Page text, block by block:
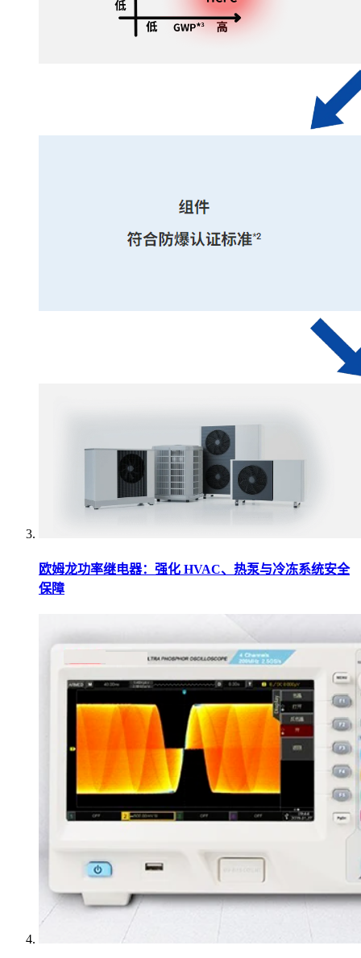
欧姆龙功率继电器：强化 HVAC、热泵与冷冻系统安全
保障